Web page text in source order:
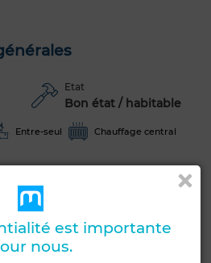
Etat
Bon état / habitable
Entre-seul Chauffage central
est importante
nous.